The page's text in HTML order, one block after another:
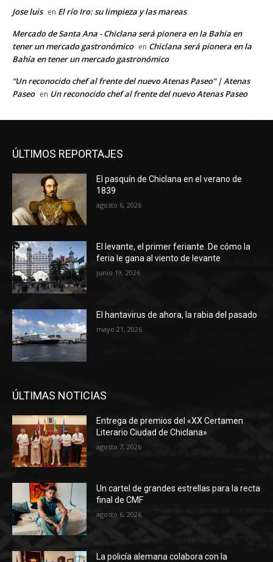
Jose luis en El río Iro: su limpieza y las mareas
Mercado de Santa Ana - Chiclana será pionera en la Bahía en
tener un mercado gastronómico en Chiclana será pionera en la
Bahía en tener un mercado gastronómico
“Un reconocido chef al frente del nuevo Atenas Paseo” | Atenas
Paseo en Un reconocido chef al frente del nuevo Atenas Paseo
ÚLTIMOS REPORTAJES
El pasquín de Chiclana en el verano de
1839
agosto 6, 2026
El levante, el primer feriante. De cómo la
feria le gana al viento de levante
junio 19, 2026
El hantavirus de ahora, la rabia del pasado
mayo 21, 2026
ÚLTIMAS NOTICIAS
Entrega de premios del «XX Certamen
Literario Ciudad de Chiclana»
agosto 7, 2026
Un cartel de grandes estrellas para la recta
final de CMF
agosto 6, 2026
La policía alemana colabora con la